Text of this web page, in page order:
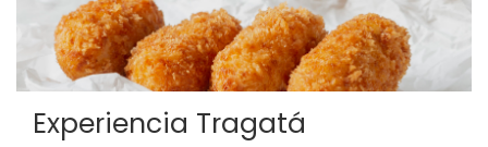
Experiencia Tragatá